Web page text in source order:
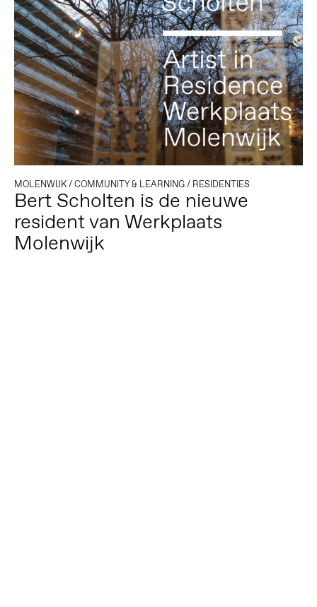
MOLENWIJK/COMMUNITY & LEARNING/ RESIDENTIES
Bert Scholten is de nieuwe
resident van Werkplaats
Molenwijk